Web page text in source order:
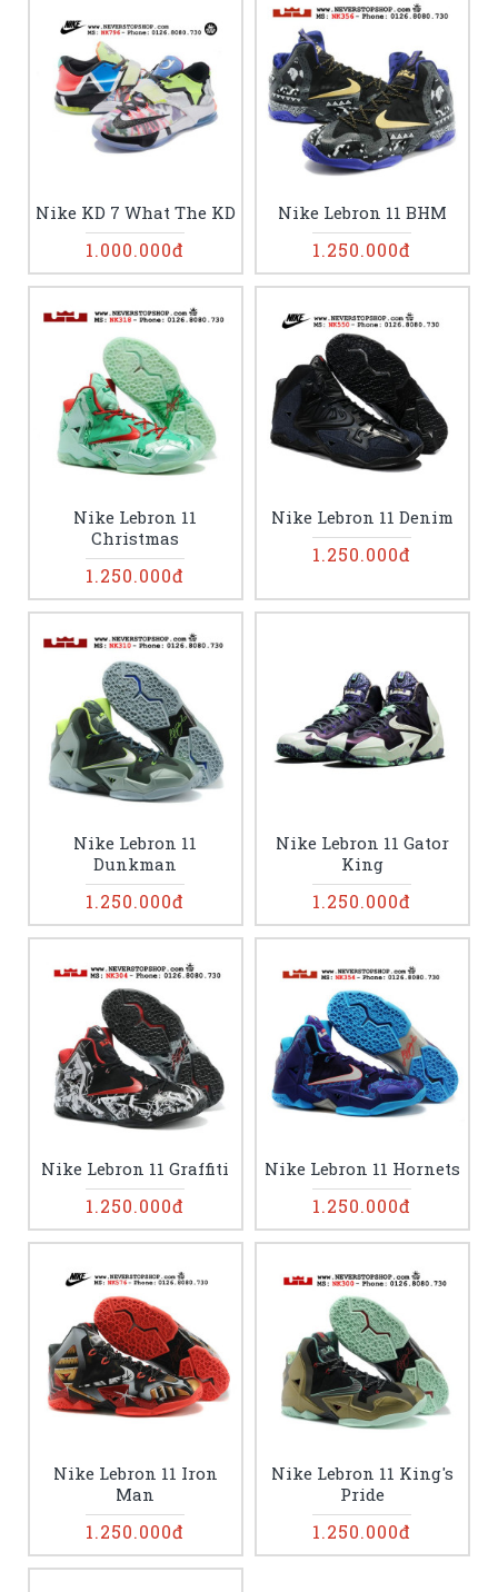
Nike KD 7 What The KD
1.000.000đ
Nike Lebron 11 BHM
1.250.000đ
Nike Lebron 11
Christmas
1.250.000đ
Nike Lebron 11 Denim
1.250.000đ
Nike Lebron 11
Dunkman
1.250.000đ
Nike Lebron 11 Gator
King
1.250.000đ
Nike Lebron 11 Graffiti
1.250.000đ
Nike Lebron 11 Hornets
1.250.000đ
Nike Lebron 11 Iron
Man
1.250.000đ
Nike Lebron 11 King's
Pride
1.250.000đ